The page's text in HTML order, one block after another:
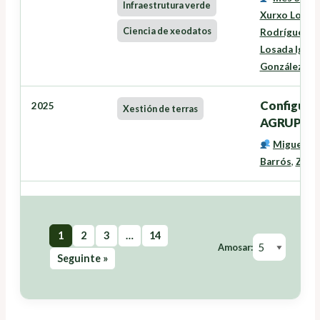
Infraestrutura verde
Ciencia de xeodatos
Xurxo
Rodríguez
Losada
González
2025 Xestión de terras
AGRUPE
Miguel
Barrós,
1 2 3 …
14
Seguinte »
Amosar: